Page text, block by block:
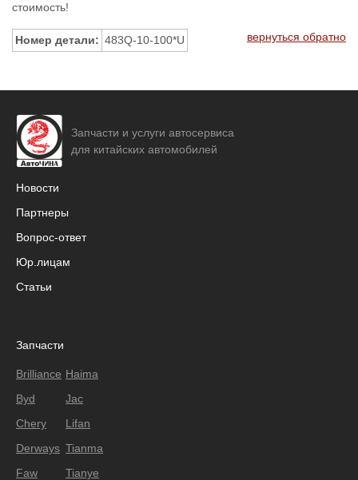
стоимость!
Номер детали: 483Q-10-100*U вернуться обратно
Запчасти и услуги автосервиса
для китайских автомобилей
Новости
Партнеры
Вопрос-ответ
Юр.лицам
Статьи
Запчасти
Brilliance
Byd
Chery
Derways
Faw
Haima
Jac
Lifan
Tianma
Tianye